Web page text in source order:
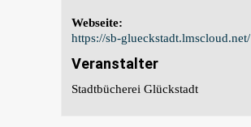
Webseite:
https://sb-glueckstadt.lmscloud.net/
Veranstalter
Stadtbücherei Glückstadt